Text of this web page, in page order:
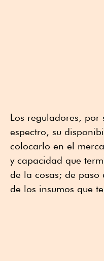
Los reguladores,
espectro, su
colocarlo en el
y capacidad que
de la cosas; de paso
de los insumos que